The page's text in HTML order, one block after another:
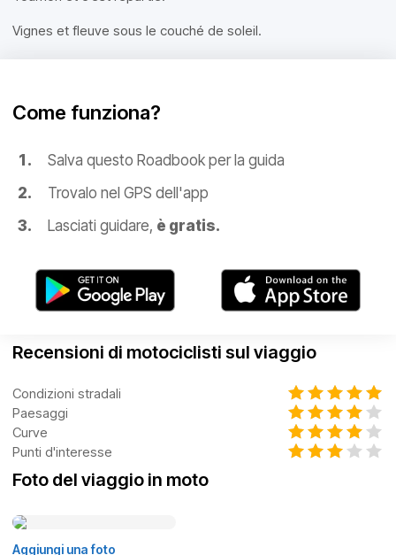
Vignes et fleuve sous le couché de soleil.
Come funziona?
Salva questo Roadbook per la guida
Trovalo nel GPS dell'app
Lasciati guidare, è gratis.
Recensioni di motociclisti sul viaggio
Condizioni stradali
Paesaggi
Curve
Punti d'interesse
Foto del viaggio in moto
Aggiungi una foto